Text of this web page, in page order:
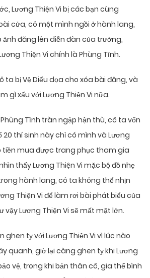
Lương Thiện Vi bị các bạn cùng
cửa, cô một mình ngồi ở hành lang,
ảnh đăng lên diễn đàn của trường,
Thiện Vi chính là Phùng Tĩnh.
ta bị Vệ Diểu dọa cho xóa bài đăng, và
gì xấu với Lương Thiện Vi nữa.
Tĩnh tràn ngập hận thù, cô ta vốn
thí sinh này chỉ có mình và Lương
tiền mua được trang phục tham gia
thấy Lương Thiện Vi mặc bộ đồ nhẹ
hành lang, cô ta không thể nhịn
Thiện Vi để làm rơi bài phát biểu của
vậy Lương Thiện Vi sẽ mất mặt lớn.
ghen tỵ với Lương Thiện Vi vì lúc nào
quanh, giờ lại càng ghen tỵ khi Lương
vệ, trong khi bản thân cô, gia thế bình